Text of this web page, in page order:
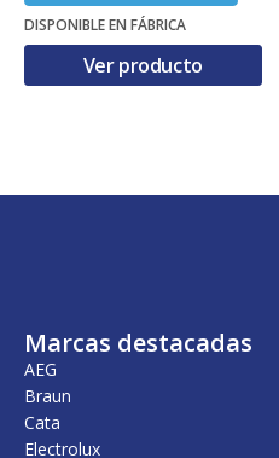
DISPONIBLE EN FÁBRICA
Ver producto
Marcas destacadas
AEG
Braun
Cata
Electrolux